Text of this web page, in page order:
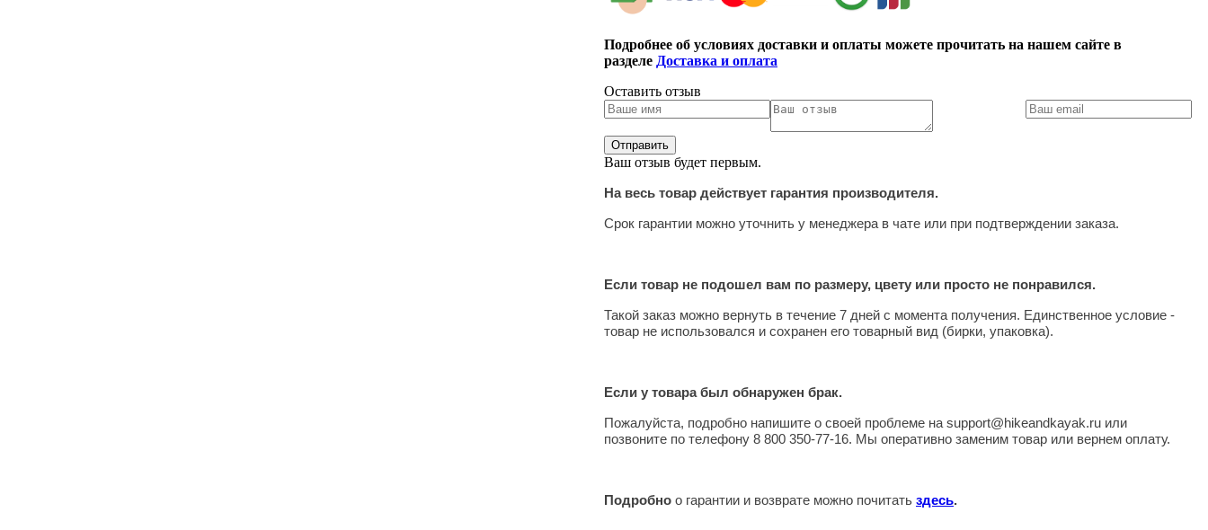
Подробнее об условиях доставки и оплаты можете прочитать на нашем сайте в
разделе Доставка и оплата
Оставить отзыв
Ваш отзыв будет первым.
На весь товар действует гарантия производителя.
Срок гарантии можно уточнить у менеджера в чате или при подтверждении заказа.
Если товар не подошел вам по размеру, цвету или просто не понравился.
Такой заказ можно вернуть в течение 7 дней с момента получения. Единственное условие -
товар не использовался и сохранен его товарный вид (бирки, упаковка).
Если у товара был обнаружен брак.
Пожалуйста, подробно напишите о своей проблеме на support@hikeandkayak.ru или
позвоните по телефону 8 800 350-77-16. Мы оперативно заменим товар или вернем оплату.
Подробно о гарантии и возврате можно почитать здесь.